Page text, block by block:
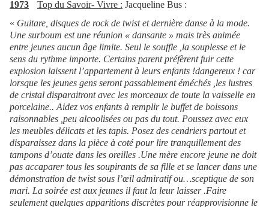
1973
Top du Savoir- Vivre : Jacqueline Bus :
« Guitare, disques de rock de twist et dernière danse à la mode.
Une surboum est une réunion « dansante » mais très animée
entre jeunes aucun âge limite. Seul le souffle ,la souplesse et le
sens du rythme importe. Certains parent préfèrent fuir cette
explosion laissent l’appartement à leurs enfants !dangereux ! car
lorsque les jeunes gens seront passablement éméchés ,les lustres
de cristal disparaitront avec les morceaux de toute la vaisselle en
porcelaine.. Aidez vos enfants à remplir le buffet de boissons
raisonnables ,peu alcoolisées ou pas du tout. Poussez avec eux
les meubles délicats et les tapis. Posez des cendriers partout et
disparaissez dans la pièce à coté pour lire tranquillement des
tampons d’ouate dans les oreilles .Une mère encore jeune ne doit
pas accaparer tous les soupirants de sa fille et se lancer dans une
démonstration de twist sous l’œil admiratif ou…sceptique de son
mari. La soirée est aux jeunes il faut la leur laisser .Faire
seulement quelques apparitions discrètes pour réapprovisionne le